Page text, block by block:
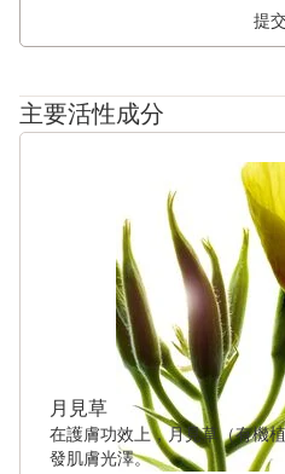
提
主要活性成分
月見草
在護膚功效上，月見草（有機
發肌膚光澤。